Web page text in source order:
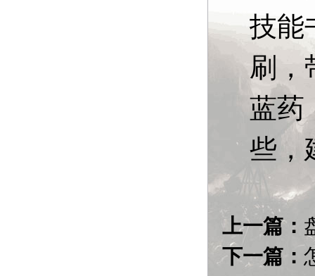
技能
刷，
蓝药
些，
上一篇：
下一篇：